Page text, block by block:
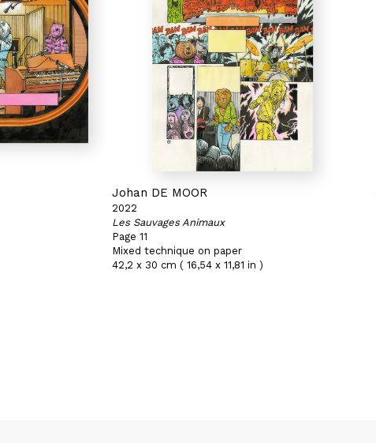
Johan DE MOOR
2022
Les Sauvages Animaux
Page 11
Mixed technique on paper
42,2 x 30 cm ( 16,54 x 11,81 in )